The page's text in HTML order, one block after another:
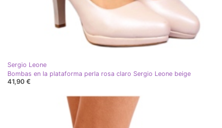
Sergio Leone
Bombas en la plataforma perla rosa claro Sergio Leone beige
41,90 €